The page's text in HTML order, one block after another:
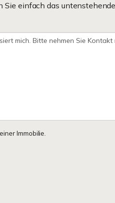
einfach das
Immobilie.